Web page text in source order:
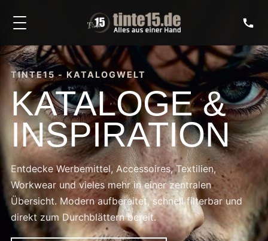
TINTE15 - KATALOGWELT
KATALOGE &
INSPIRATION
Entdecke Werbemittel, Accessoires, Textilien,
Workwear und vieles mehr in einer zentralen
Übersicht. Modern aufbereitet, schnell filterbar und
direkt zum Durchblättern bereit.